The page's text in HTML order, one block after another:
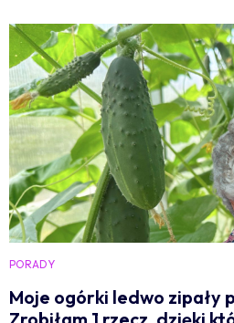
PORADY
Moje ogórki ledwo zipały